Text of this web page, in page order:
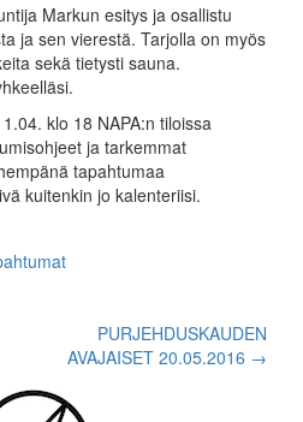
Markun esitys ja osallistu
ja sen vierestä. Tarjolla on myös
sekä tietysti sauna.
klo 18 NAPA:n tiloissa
ja tarkemmat
tapahtumaa
kuitenkin jo kalenteriisi.
PURJEHDUSKAUDEN
AVAJAISET 20.05.2016 →